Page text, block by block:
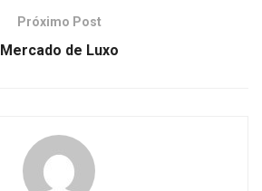
Próximo Post
Mercado de Luxo